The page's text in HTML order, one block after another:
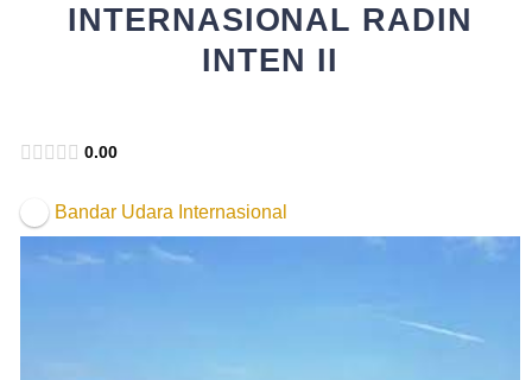
INTERNASIONAL RADIN
INTEN II
0.00
Bandar Udara Internasional